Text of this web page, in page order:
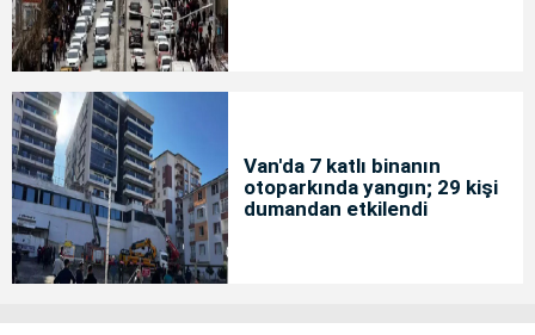
Van'da 7 katlı binanın
otoparkında yangın; 29 kişi
dumandan etkilendi